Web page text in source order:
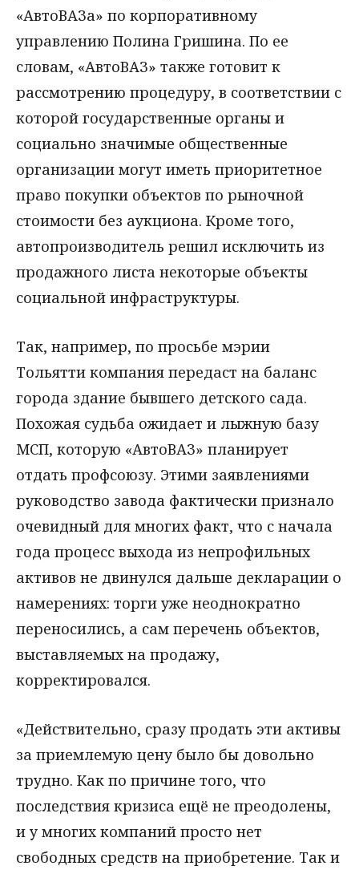
«АвтоВАЗа» по корпоративному
управлению Полина Гришина. По ее
словам, «АвтоВАЗ» также готовит к
рассмотрению процедуру, в соответствии с
которой государственные органы и
социально значимые общественные
организации могут иметь приоритетное
право покупки объектов по рыночной
стоимости без аукциона. Кроме того,
автопроизводитель решил исключить из
продажного листа некоторые объекты
социальной инфраструктуры.
Так, например, по просьбе мэрии
Тольятти компания передаст на баланс
города здание бывшего детского сада.
Похожая судьба ожидает и лыжную базу
МСП, которую «АвтоВАЗ» планирует
отдать профсоюзу. Этими заявлениями
руководство завода фактически признало
очевидный для многих факт, что с начала
года процесс выхода из непрофильных
активов не двинулся дальше декларации о
намерениях: торги уже неоднократно
переносились, а сам перечень объектов,
выставляемых на продажу,
корректировался.
«Действительно, сразу продать эти активы
за приемлемую цену было бы довольно
трудно. Как по причине того, что
последствия кризиса ещё не преодолены,
и у многих компаний просто нет
свободных средств на приобретение. Так и